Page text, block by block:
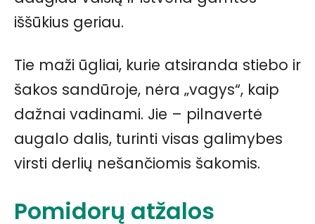
iššūkius geriau.
Tie maži ūgliai, kurie atsiranda stiebo ir
šakos sandūroje, nėra „vagys“, kaip
dažnai vadinami. Jie – pilnavertė
augalo dalis, turinti visas galimybes
virsti derlių nešančiomis šakomis.
Pomidorų atžalos